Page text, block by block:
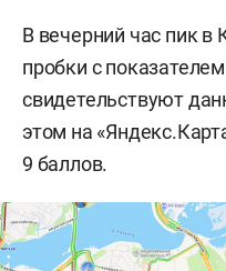
В вечерний час пик
пробки с
свидетельствуют
этом на
9 баллов.